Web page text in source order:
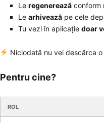
Le regenereazăconform
Le arhiveazăpe cele
Tu vezi în aplicație doar
Niciodată nu vei descărca
Pentru cine?
ROL